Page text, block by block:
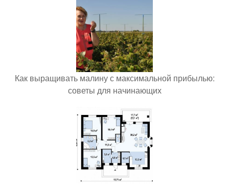
Как выращивать малину с максимальной прибылью:
советы для начинающих